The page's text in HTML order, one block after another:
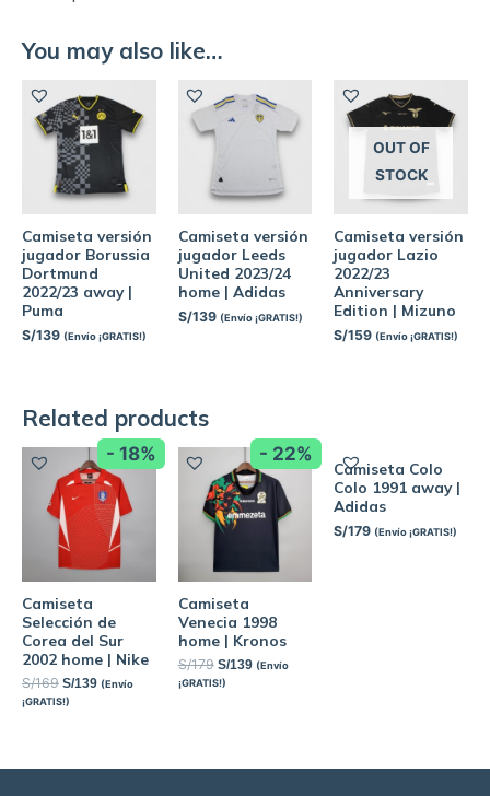
You may also like…
Camiseta versión
jugador Borussia
Dortmund
2022/23 away |
Puma
S/139 (Envío ¡GRATIS!)
Camiseta versión
jugador Leeds
United 2023/24
home | Adidas
S/139 (Envío ¡GRATIS!)
OUT OF
STOCK
Camiseta versión
jugador Lazio
2022/23
Anniversary
Edition | Mizuno
S/159 (Envío ¡GRATIS!)
Related products
- 18%
Camiseta
Selección de
Corea del Sur
2002 home | Nike
S/169 S/139 (Envío
¡GRATIS!)
- 22%
Camiseta
Venecia 1998
home | Kronos
S/179 S/139 (Envío
¡GRATIS!)
Camiseta Colo
Colo 1991 away |
Adidas
S/179 (Envío ¡GRATIS!)